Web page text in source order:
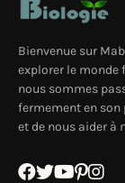
Bienvenue sur
explorer le monde
nous sommes
fermement en son
et de nous aider à